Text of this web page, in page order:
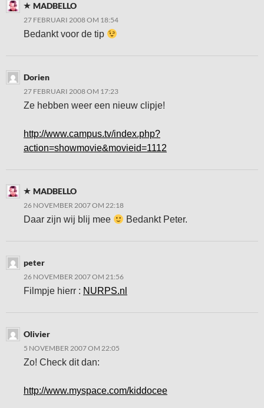
MADBELLO
27 FEBRUARI 2008 OM 18:54
Bedankt voor de tip
Dorien
27 FEBRUARI 2008 OM 17:23
Ze hebben weer een nieuw clipje!
http://www.campus.tv/index.php?
action=showmovie&movieid=1112
MADBELLO
26 NOVEMBER 2007 OM 22:18
Daar zijn wij blij mee Bedankt Peter.
peter
26 NOVEMBER 2007 OM 21:56
Filmpje hierr : NURPS.nl
Olivier
5 NOVEMBER 2007 OM 22:05
Zo! Check dit dan:
http://www.myspace.com/kiddocee